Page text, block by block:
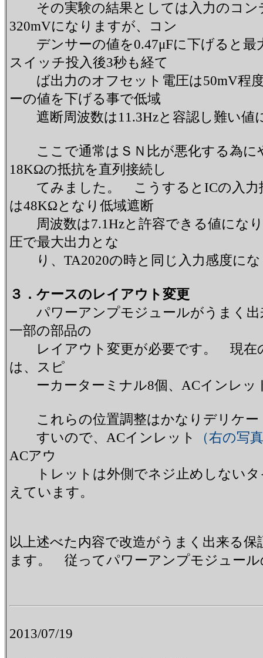
その実験の結果としては入力のコン
320mVになりますが、コン
デンサーの値を0.47μFに下げると最
スイッチ投入後3秒も経て
ば出力のオフセット電圧は50mV程度
ーの値を下げる事で低域
遮断周波数は11.3Hzと容認し難い値
ここで通常はＳＮ比が悪化する為に
18KΩの抵抗を直列接続し
てみました。 こうするとICの入力抵
は48KΩとなり低域遮断
周波数は7.1Hzと許容できる値にな
圧で最大出力とな
り、TA2020の時と同じ入力感度にな
３．ケースのレイアウト変更
パワーアンプモジュールがうまく出
一部の部品の
レイアウト変更が必要です。 現在の
は、スピ
ーカーターミナル8個、ACインレッ
これらの位置調整はかなりデリケー
すいので、 ACインレット
（右の写
ACアウ
トレットは外側でネジ止めしないタ
えています。
以上述べた内容で改造がうまく出来る
ます。 従ってパワーアンプモジュー
2013/07/19